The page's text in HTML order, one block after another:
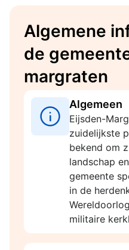
Algemene
de
margraten
Algemeen
Eijsden-
zuidelijkste
bekend om
landschap
gemeente
in de
militaire